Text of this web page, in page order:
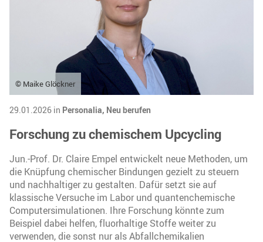
© Maike Glöckner
29.01.2026 in Personalia, Neu berufen
Forschung zu chemischem Upcycling
Jun.-Prof. Dr. Claire Empel entwickelt neue Methoden, um
die Knüpfung chemischer Bindungen gezielt zu steuern
und nachhaltiger zu gestalten. Dafür setzt sie auf
klassische Versuche im Labor und quantenchemische
Computersimulationen. Ihre Forschung könnte zum
Beispiel dabei helfen, fluorhaltige Stoffe weiter zu
verwenden, die sonst nur als Abfallchemikalien